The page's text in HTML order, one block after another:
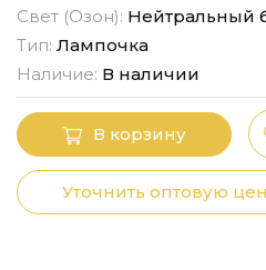
Свет (Озон): Нейтральный
Тип: Лампочка
Наличие: В наличии
В корзину
Уточнить оптовую